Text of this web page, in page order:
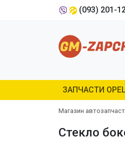
(093) 201-
ЗАПЧАСТИ OPEL
Магазин
Стекло